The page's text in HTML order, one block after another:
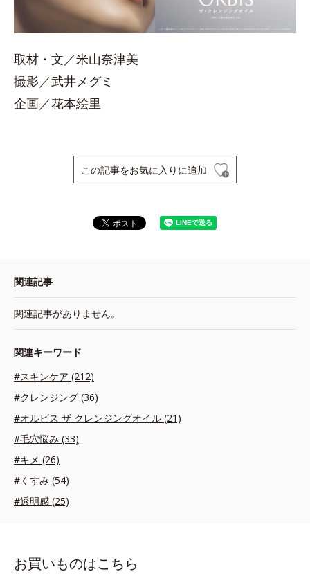
取材・文／米山奈津美
撮影／武井メグミ
企画／花本絵里
この記事をお気に入りに追加
関連記事
関連記事がありません。
関連キーワード
#スキンケア (212)
#クレンジング (36)
#オルビス ザ クレンジングオイル (21)
#毛穴悩み (33)
#キメ (26)
#くすみ (54)
#透明感 (25)
お買いものはこちら